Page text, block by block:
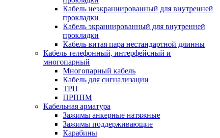
Кабель неэкраннированный для внутренней
прокладки
Кабель экраннированный для внутренней
прокладки
Кабель витая пара нестандартной длинны
Кабель телефонный, интерфейсный и
многопарный
Многопарный кабель
Кабель для сигнализации
ТРП
ПРППМ
Кабельная арматура
Зажимы анкерные натяжные
Зажимы поддерживающие
Карабины